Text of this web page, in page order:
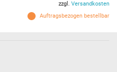
Auftragsbezogen bestellbar
zzgl. Versandkosten